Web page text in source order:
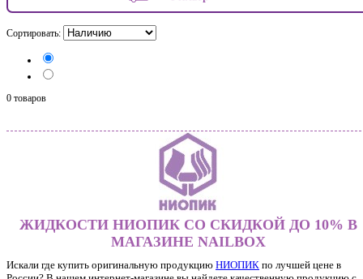
Сортировать:
0 товаров
ЖИДКОСТИ НИОПИК СО СКИДКОЙ ДО 10% В
МАГАЗИНЕ NAILBOX
Искали где купить оригинальную продукцию НИОПИК по лучшей цене в